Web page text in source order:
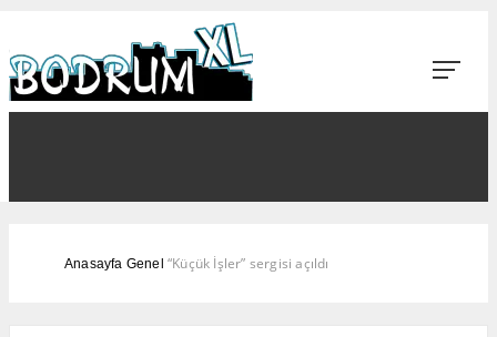
Anasayfa Genel “Küçük İşler” sergisi açıldı